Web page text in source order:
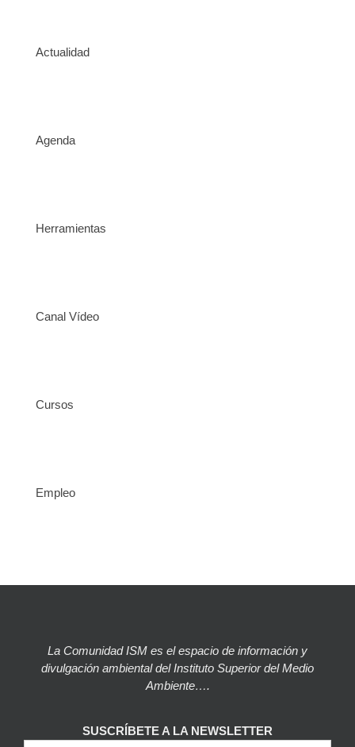
Actualidad
Agenda
Herramientas
Canal Vídeo
Cursos
Empleo
La Comunidad ISM es el espacio de información y
divulgación ambiental del Instituto Superior del Medio
Ambiente….
SUSCRÍBETE A LA NEWSLETTER